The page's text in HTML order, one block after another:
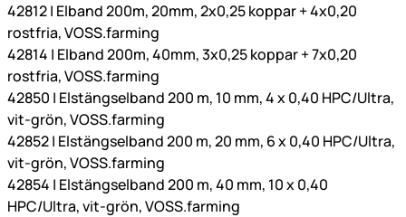
42812 | Elband 200m, 20mm, 2x0,25 koppar + 4x0,20
rostfria, VOSS.farming
42814 | Elband 200m, 40mm, 3x0,25 koppar + 7x0,20
rostfria, VOSS.farming
42850 | Elstängselband 200 m, 10 mm, 4 x 0,40 HPC/Ultra,
vit-grön, VOSS.farming
42852 | Elstängselband 200 m, 20 mm, 6 x 0,40 HPC/Ultra,
vit-grön, VOSS.farming
42854 | Elstängselband 200 m, 40 mm, 10 x 0,40
HPC/Ultra, vit-grön, VOSS.farming